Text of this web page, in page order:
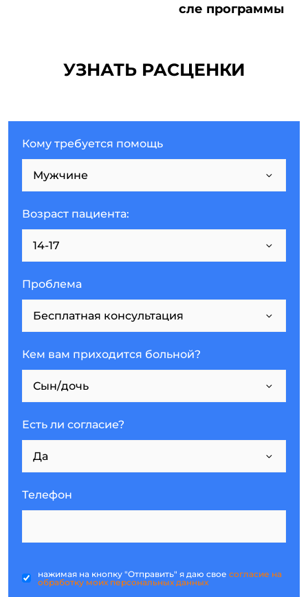
сле программы
УЗНАТЬ РАСЦЕНКИ
Кому требуется помощь
Возраст пациента:
Проблема
Кем вам приходится больной?
Есть ли согласие?
Телефон
нажимая на кнопку "Отправить" я даю свое согласие на
обработку моих персональных данных